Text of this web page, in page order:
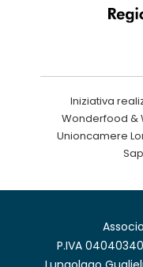
Iniziativa
Wonderfood &
Unioncamere
P.IVA